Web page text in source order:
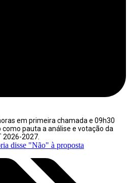
em primeira chamada e 09h30
pauta a análise e votação da
2026-2027.